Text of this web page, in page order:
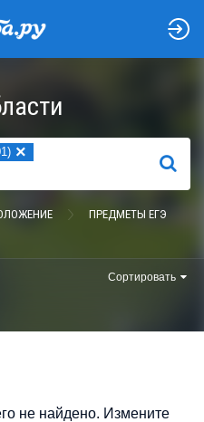
×
НАЙТИ
ПРЕДМЕТЫ ЕГЭ
Сортировать
не найдено. Измените